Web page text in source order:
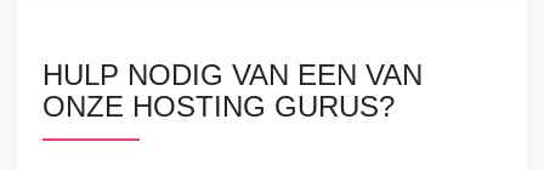
HULP NODIG VAN EEN VAN
ONZE HOSTING GURUS?